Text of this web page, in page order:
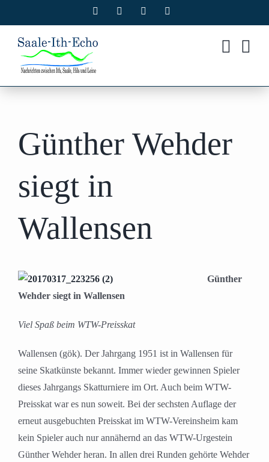
Inhalt
springen
Facebook Instagram
Günther Wehder
siegt in
Wallensen
Günther
Wehder siegt in Wallensen
Viel Spaß beim WTW-Preisskat
Wallensen (gök). Der Jahrgang 1951 ist in Wallensen für
seine Skatkünste bekannt. Immer wieder gewinnen Spieler
dieses Jahrgangs Skatturniere im Ort. Auch beim WTW-
Preisskat war es nun soweit. Bei der sechsten Auflage der
erneut ausgebuchten Preisskat im WTW-Vereinsheim kam
kein Spieler auch nur annähernd an das WTW-Urgestein
Günther Wehder heran. In allen drei Runden gehörte Wehder